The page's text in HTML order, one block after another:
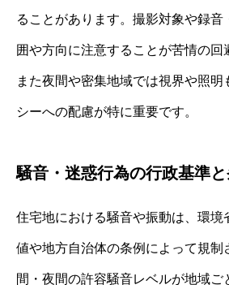
ることがあります。撮影対象や録音
囲や方向に注意することが苦情の回
また夜間や密集地域では視界や照
シーへの配慮が特に重要です。
騒音・迷惑行為の行政基準
住宅地における騒音や振動は、環境
値や地方自治体の条例によって規制
間・夜間の許容騒音レベルが地域ご